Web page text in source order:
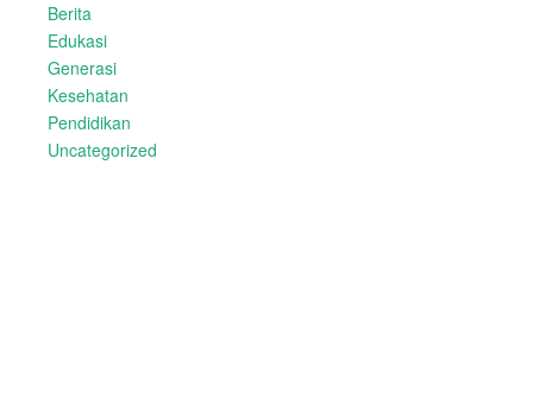
Berita
Edukasi
Generasi
Kesehatan
Pendidikan
Uncategorized